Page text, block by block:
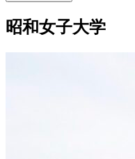
昭和女子大学